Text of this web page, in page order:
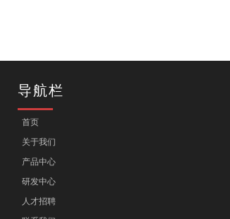
导航栏
首页
关于我们
产品中心
研发中心
人才招聘